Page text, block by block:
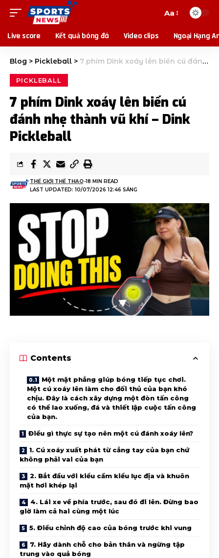
Aa
Live score Kết quả bóng đá Video clips Ngoại Hạng
Blog > Pickleball > 7 phím Dink xoáy lên biến cú đánh nhẹ thành vũ khí – Dink Pickleball
PICKLEBALL
7 phím Dink xoáy lên biến cú
đánh nhẹ thành vũ khí – Dink
Pickleball
LAST UPDATED: 10/07/2026 12:46 SÁNG
THẾ GIỚI THỂ THAO 18 MIN READ
Contents
Một mặt phẳng giúp bóng tiếp tục chơi.
Một cú xoáy lên làm cho đối thủ của bạn khó
chịu. Đây là cách xây dựng một đòn tấn công
có thể lao xuống, đá và thiết lập cuộc tấn công
của bạn.
Điều gì thực sự tạo nên một cú đánh xoáy lên?
1. Cú xoáy xuất phát từ cẳng tay của bạn chứ
không phải vai của bạn
2. Bắt đầu với kiểu cầm kiểu lục địa và khuôn
mặt hơi khép lại
4. Lái xe về phía trước, sau đó đi lên. Đừng bao
giờ làm cả hai cùng một lúc
5. Điều chỉnh độ cao của bóng trước khi vung
7. Hãy dành chỗ cho bản thân và ngừng tập
trung vào quả bóng